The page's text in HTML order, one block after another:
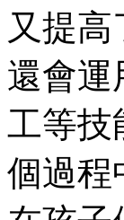
又提高
還會運用
工等技
個過程